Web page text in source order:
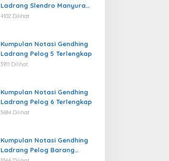
Ladrang Slendro Manyura
Terlengkap
4102 Dilihat
Kumpulan Notasi Gendhing
Ladrang Pelog 5 Terlengkap
3911 Dilihat
Kumpulan Notasi Gendhing
Ladrang Pelog 6 Terlengkap
3684 Dilihat
Kumpulan Notasi Gendhing
Ladrang Pelog Barang